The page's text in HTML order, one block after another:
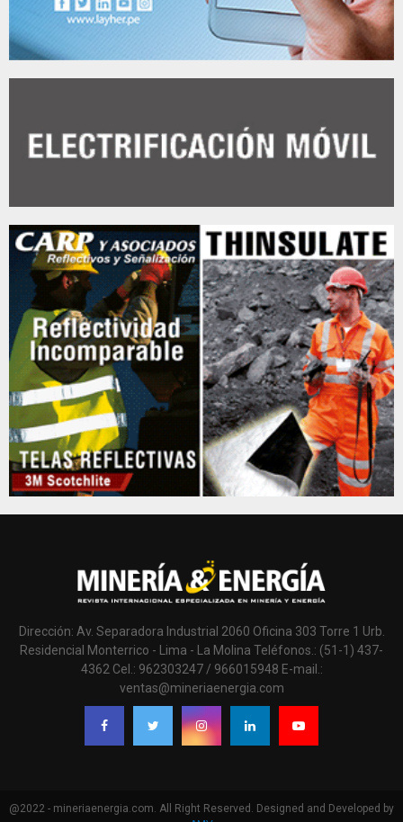
Dirección: Av. Separadora Industrial 2060 Oficina 303 Torre 1 Urb.
Residencial Monterrico - Lima - La Molina Teléfonos.: (51-1) 437-
4362 Cel.: 962303247 / 966015948 E-mail.:
ventas@mineriaenergia.com
@2022 - mineriaenergia.com. All Right Reserved. Designed and Developed by